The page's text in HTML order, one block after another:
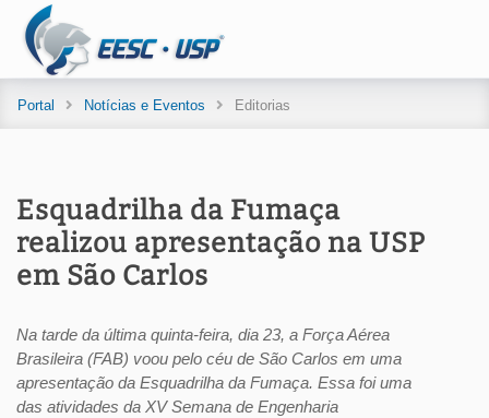
Portal Notícias e Eventos Editorias
Esquadrilha da Fumaça
realizou apresentação na USP
em São Carlos
Na tarde da última quinta-feira, dia 23, a Força Aérea
Brasileira (FAB) voou pelo céu de São Carlos em uma
apresentação da Esquadrilha da Fumaça. Essa foi uma
das atividades da XV Semana de Engenharia